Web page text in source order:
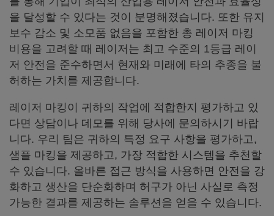
을 달성할 수 있다는 것이 분명해졌습니다. 또한 유지
보수 감소 및 소모품 없음을 포함한 총 레이저 마킹
비용을 고려할 때 레이저는 최고 수준의 1등급 레이
저 안전을 준수하면서 현재와 미래에 타의 추종을 불
허하는 가치를 제공합니다.
레이저 마킹이 귀하의 작업에 적합한지 평가하고 있
다면 상담이나 데모를 위해 당사에 문의하시기 바랍
니다. 우리 팀은 귀하의 특정 요구 사항을 평가하고,
샘플 마킹을 제공하고, 가장 적합한 시스템을 추천할
수 있습니다. 올바른 접근 방식을 사용하면 안전을 강
화하고 생산을 단순화하며 허구가 아닌 사실로 측정
가능한 결과를 제공하는 솔루션을 얻을 수 있습니다.